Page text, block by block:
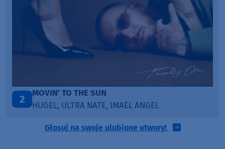
3
LEGENDARY LOVERS (SAVE ME)
KATY PERRY & CHIEF KEEF
Głosuj na swoje ulubione utwory!